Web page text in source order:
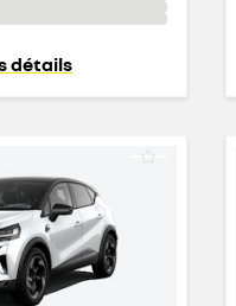
détails